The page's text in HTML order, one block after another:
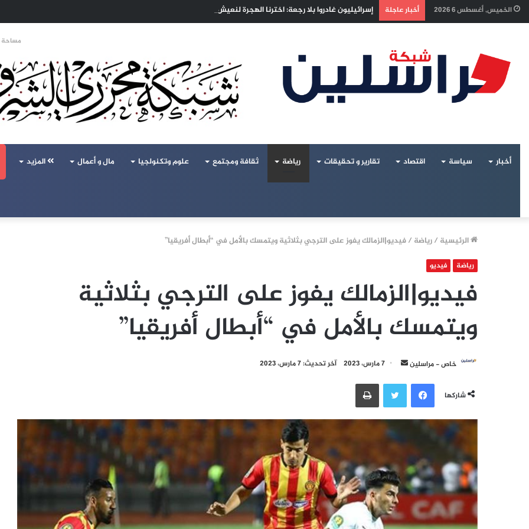
الخميس, أغسطس 6 2026 أخبار عاجلة إسرائيليون غادروا بلا رجعة: اخترنا الهجرة لنعيش بلا خوف
مساحة
أخبار سياسة اقتصاد تقارير و تحقيقات رياضة ثقافة ومجتمع علوم وتكنولجيا مال و أعمال المزيد
الرئيسية /رياضة /فيديو|الزمالك يفوز على الترجي بثلاثية ويتمسك بالأمل في “أبطال أفريقيا”
رياضة فيديو
فيديو|الزمالك يفوز على الترجي بثلاثية
ويتمسك بالأمل في “أبطال أفريقيا”
خاص - مراسلين
أرسل
إلكترونيا
7 مارس، 2023 آخر تحديث: 7 مارس، 2023
شاركها
فيسبوكتويتر طباعة